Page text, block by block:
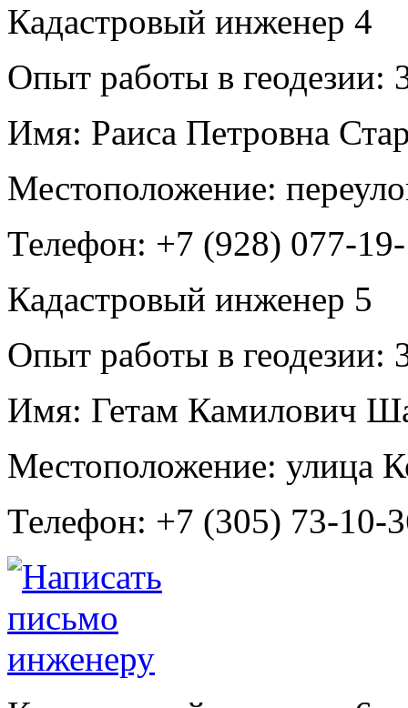
Кадастровый инженер 4
Опыт работы в геодезии:
Имя: Раиса Петровна
Местоположение:
Телефон: +7 (928) 077-
Кадастровый инженер 5
Опыт работы в геодезии:
Имя: Гетам Камилович
Местоположение: улица
Телефон: +7 (305) 73-10-